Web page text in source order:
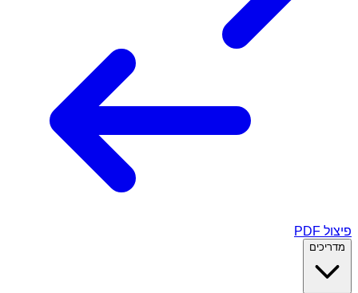
פיצול PDF
מדריכים